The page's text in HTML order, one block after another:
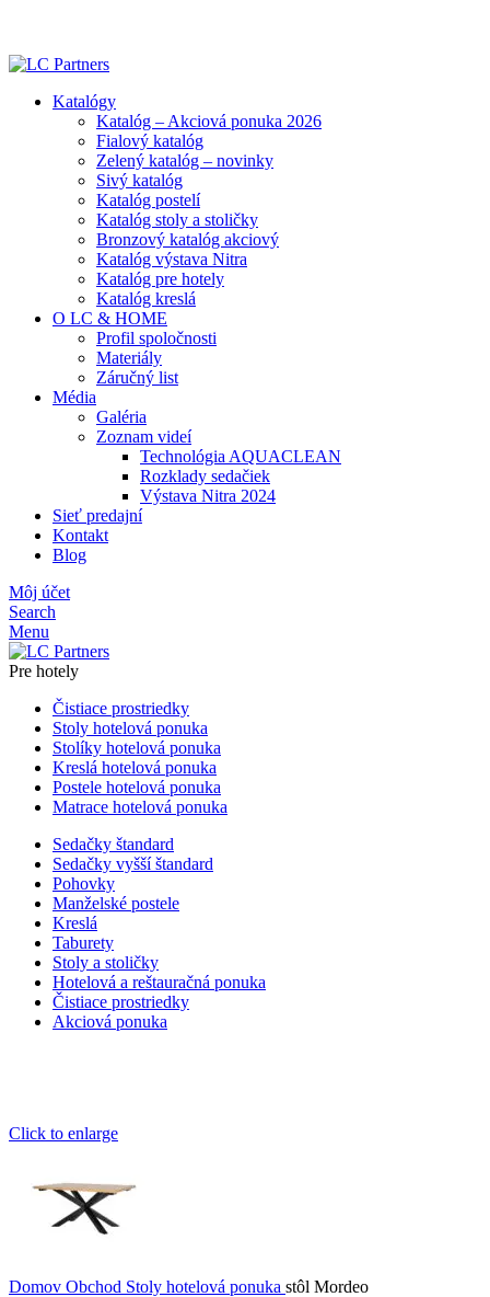
Katalógy
Katalóg – Akciová ponuka 2026
Fialový katalóg
Zelený katalóg – novinky
Sivý katalóg
Katalóg postelí
Katalóg stoly a stoličky
Bronzový katalóg akciový
Katalóg výstava Nitra
Katalóg pre hotely
Katalóg kreslá
O LC & HOME
Profil spoločnosti
Materiály
Záručný list
Média
Galéria
Zoznam videí
Technológia AQUACLEAN
Rozklady sedačiek
Výstava Nitra 2024
Sieť predajní
Kontakt
Blog
Môj účet
Search
Menu
Pre hotely
Čistiace prostriedky
Stoly hotelová ponuka
Stolíky hotelová ponuka
Kreslá hotelová ponuka
Postele hotelová ponuka
Matrace hotelová ponuka
Sedačky štandard
Sedačky vyšší štandard
Pohovky
Manželské postele
Kreslá
Taburety
Stoly a stoličky
Hotelová a reštauračná ponuka
Čistiace prostriedky
Akciová ponuka
Click to enlarge
Domov Obchod Stoly hotelová ponuka stôl Mordeo